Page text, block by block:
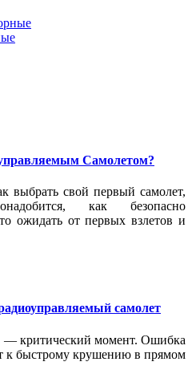
Самолетом?
выбрать свой первый самолет,
как безопасно
ожидать от первых взлетов и
самолет
— критический момент. Ошибка
к быстрому крушению в прямом